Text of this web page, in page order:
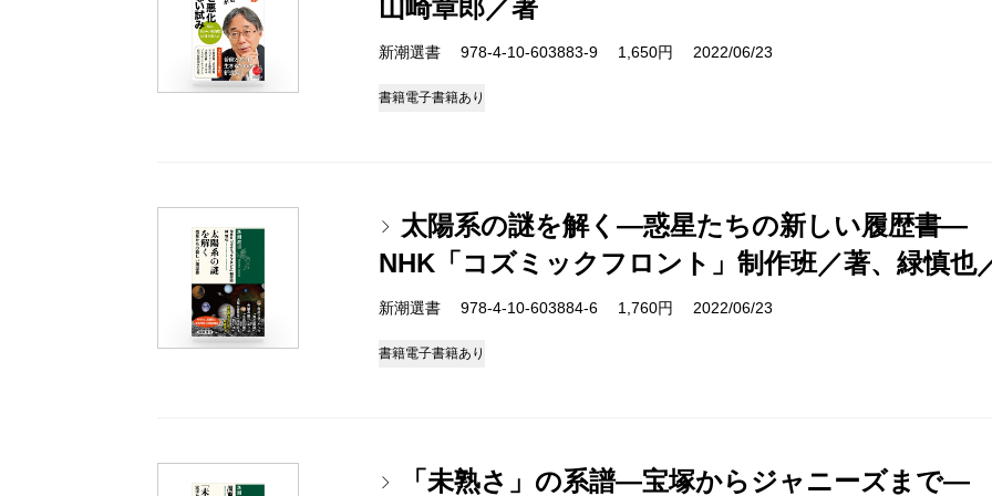
山崎章郎／著
新潮選書 978-4-10-603883-9 1,650円 2022/06/23
書籍電子書籍あり
太陽系の謎を解く―惑星たちの新しい履歴書―
NHK「コズミックフロント」制作班／著、緑慎也
新潮選書 978-4-10-603884-6 1,760円 2022/06/23
書籍電子書籍あり
「未熟さ」の系譜―宝塚からジャニーズまで―